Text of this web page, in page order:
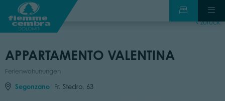
zurück
APPARTAMENTO VALENTINA
Ferienwohunungen
Segonzano Fr. Stedro, 63